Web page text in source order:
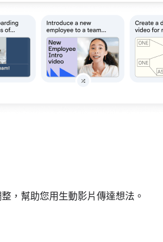
，幫助您用生動影片傳達想法。